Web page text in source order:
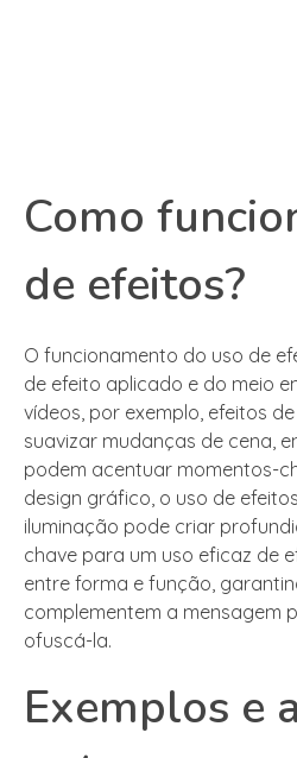
Como
de efeitos?
O funcionamento do uso de
de efeito aplicado e do meio
vídeos, por exemplo, efeitos
suavizar mudanças de cena,
podem acentuar momentos-
design gráfico, o uso de
iluminação pode criar
chave para um uso eficaz de
entre forma e função,
complementem a mensagem
ofuscá-la.
Exemplos e